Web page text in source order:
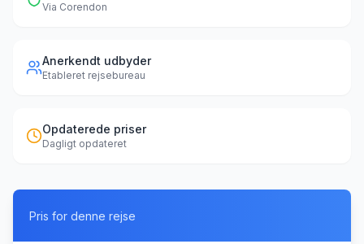
Via Corendon
Anerkendt udbyder
Etableret rejsebureau
Opdaterede priser
Dagligt opdateret
Pris for denne rejse